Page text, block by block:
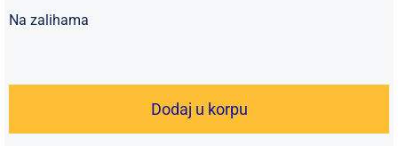
Na zalihama
Nova
Dodaj u korpu